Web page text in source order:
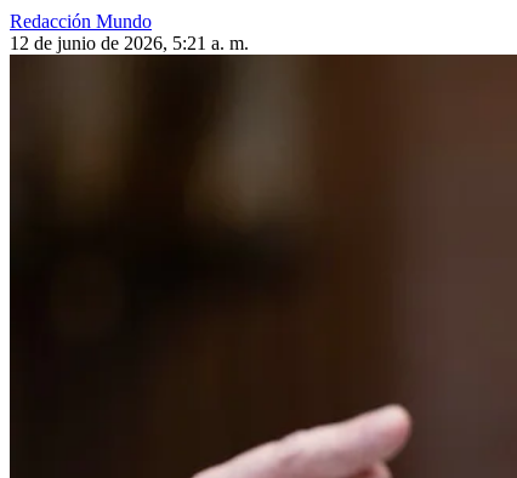
Redacción Mundo
12 de junio de 2026, 5:21 a. m.